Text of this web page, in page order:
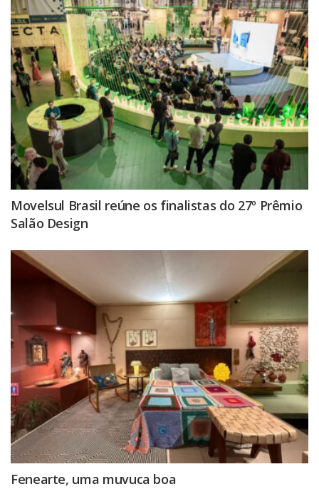
Movelsul Brasil reúne os finalistas do 27º Prêmio
Salão Design
Fenearte, uma muvuca boa